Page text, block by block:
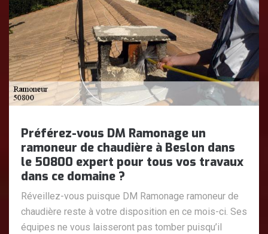
Préférez-vous DM Ramonage un
ramoneur de chaudière à Beslon dans
le 50800 expert pour tous vos travaux
dans ce domaine ?
Réveillez-vous puisque DM Ramonage ramoneur de
chaudière reste à votre disposition en ce mois-ci. Ses
équipes ne vous laisseront pas tomber puisqu’il